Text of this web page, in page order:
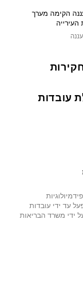
עובדות
עד ידי עובדות
ידי משרד הבריאות